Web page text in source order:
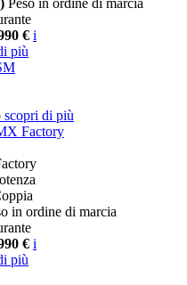
Peso in ordine di marcia
€ i
più
scopri di più
Factory
in ordine di marcia
€ i
più